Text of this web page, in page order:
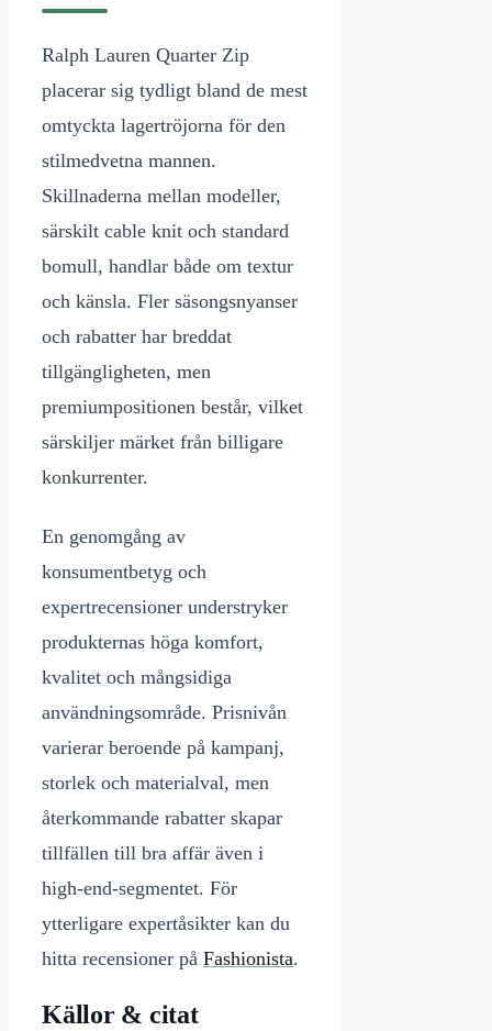
Ralph Lauren Quarter Zip
placerar sig tydligt bland de mest
omtyckta lagertröjorna för den
stilmedvetna mannen.
Skillnaderna mellan modeller,
särskilt cable knit och standard
bomull, handlar både om textur
och känsla. Fler säsongsnyanser
och rabatter har breddat
tillgängligheten, men
premiumpositionen består, vilket
särskiljer märket från billigare
konkurrenter.
En genomgång av
konsumentbetyg och
expertrecensioner understryker
produkternas höga komfort,
kvalitet och mångsidiga
användningsområde. Prisnivån
varierar beroende på kampanj,
storlek och materialval, men
återkommande rabatter skapar
tillfällen till bra affär även i
high-end-segmentet. För
ytterligare expertåsikter kan du
hitta recensioner på Fashionista.
Källor & citat